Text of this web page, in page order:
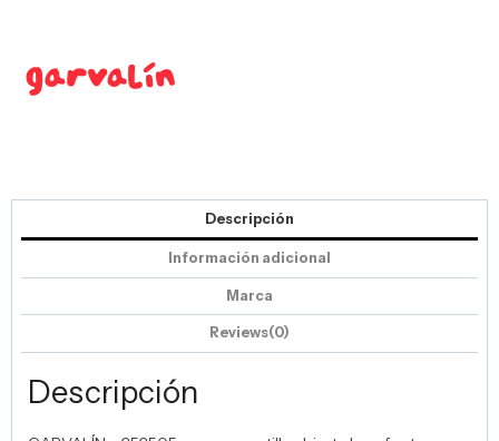
Descripción
Información adicional
Marca
Reviews(0)
Descripción